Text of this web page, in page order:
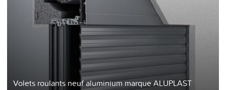
Volets roulants neuf aluminium marque ALUPLAST